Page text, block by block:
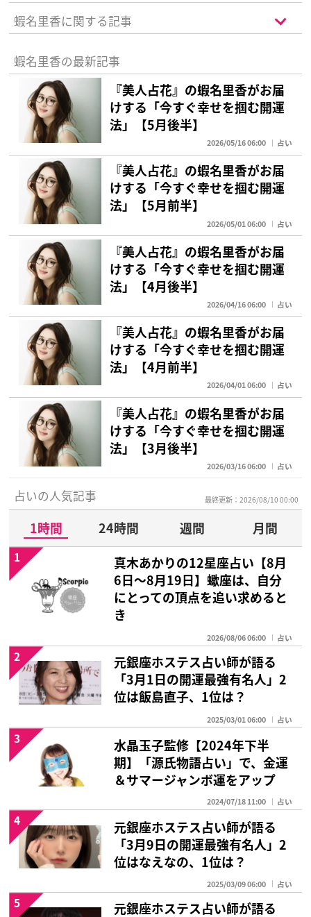
蝦名里香に関する記事
蝦名里香の最新記事
『美人占花』の蝦名里香がお届
けする「今すぐ幸せを掴む開運
法」【5月後半】
2026/05/16 06:00 占い
『美人占花』の蝦名里香がお届
けする「今すぐ幸せを掴む開運
法」【5月前半】
2026/05/01 06:00 占い
『美人占花』の蝦名里香がお届
けする「今すぐ幸せを掴む開運
法」【4月後半】
2026/04/16 06:00 占い
『美人占花』の蝦名里香がお届
けする「今すぐ幸せを掴む開運
法」【4月前半】
2026/04/01 06:00 占い
『美人占花』の蝦名里香がお届
けする「今すぐ幸せを掴む開運
法」【3月後半】
2026/03/16 06:00 占い
占いの人気記事 最終更新：2026/08/10 00:00
1時間 24時間 週間
月間
真木あかりの12星座占い【8月
6日～8月19日】蠍座は、自分
にとっての頂点を追い求めると
き
2026/08/06 06:00 占い
1
元銀座ホステス占い師が語る
「3月1日の開運最強有名人」2
位は飯島直子、1位は？
2025/03/01 06:00 占い
2
水晶玉子監修【2024年下半
期】「源氏物語占い」で、金運
＆サマージャンボ運をアップ
2024/07/18 11:00 占い
3
元銀座ホステス占い師が語る
「3月9日の開運最強有名人」2
位はなえなの、1位は？
2025/03/09 06:00 占い
4
元銀座ホステス占い師が語る
5